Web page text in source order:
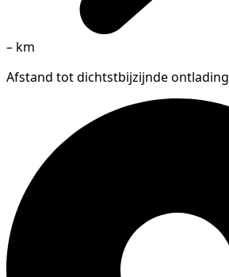
– km
Afstand tot dichtstbijzijnde ontlading